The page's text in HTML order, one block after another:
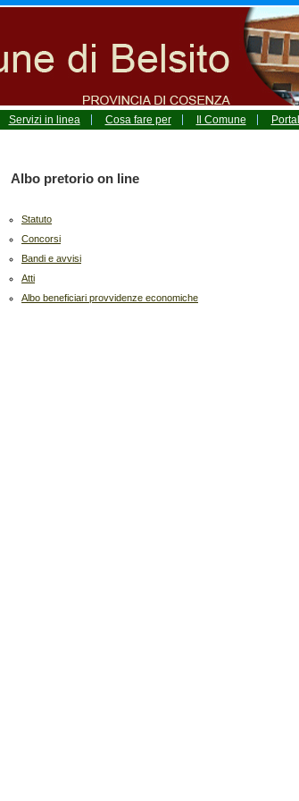
Servizi in linea Cosa fare per Il Comune
Albo pretorio on line
Statuto
Concorsi
Bandi e avvisi
Atti
Albo beneficiari provvidenze economiche